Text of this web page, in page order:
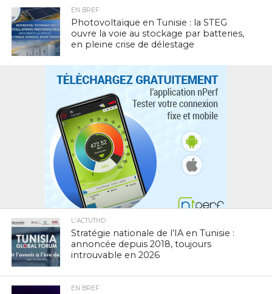
EN BREF
Photovoltaïque en Tunisie : la STEG
ouvre la voie au stockage par batteries,
en pleine crise de délestage
L'ACTUTHD
Stratégie nationale de l’IA en Tunisie :
annoncée depuis 2018, toujours
introuvable en 2026
EN BREF